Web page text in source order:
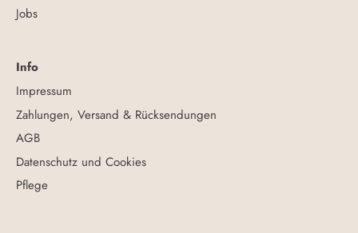
Jobs
Info
Impressum
Zahlungen, Versand & Rücksendungen
AGB
Datenschutz und Cookies
Pflege